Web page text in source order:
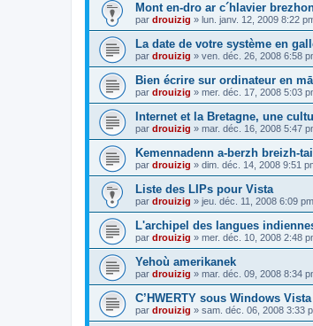
Mont en-dro ar c´hlavier
par drouizig » lun. janv. 12, 2009 8:22
La date de votre système en
par drouizig » ven. déc. 26, 2008 6:58
Bien écrire sur ordinateur en
par drouizig » mer. déc. 17, 2008 5:03
Internet et la Bretagne, une
par drouizig » mar. déc. 16, 2008 5:47
Kemennadenn a-berzh breizh-
par drouizig » dim. déc. 14, 2008 9:51
Liste des LIPs pour Vista
par drouizig » jeu. déc. 11, 2008 6:09 pm
L'archipel des langues
par drouizig » mer. déc. 10, 2008 2:48
Yehoù amerikanek
par drouizig » mar. déc. 09, 2008 8:34
C’HWERTY sous Windows Vista
par drouizig » sam. déc. 06, 2008 3:33